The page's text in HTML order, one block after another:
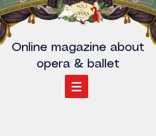
Online magazine about
opera & ballet